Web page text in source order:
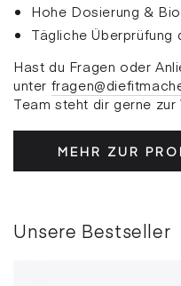
Hohe Dosierung &
Tägliche Überprüfung
Hast du Fragen oder
unter
Team steht dir gerne zur
MEHR ZUR
Unsere Bestseller